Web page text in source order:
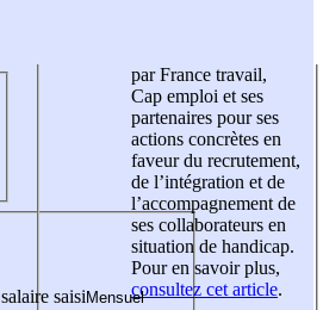
saisi
par France travail,
Cap emploi et ses
partenaires pour ses
actions concrètes en
faveur du recrutement,
de l’intégration et de
l’accompagnement de
ses collaborateurs en
situation de handicap.
Pour en savoir plus,
consultez cet article.